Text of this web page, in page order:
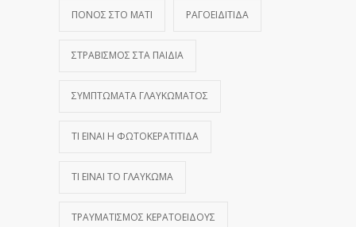
ΠΌΝΟΣ ΣΤΟ ΜΆΤΙ ΡΑΓΟΕΙΔΊΤΙΔΑ
ΣΤΡΑΒΙΣΜΌΣ ΣΤΑ ΠΑΙΔΙΆ
ΣΥΜΠΤΏΜΑΤΑ ΓΛΑΥΚΏΜΑΤΟΣ
ΤΙ ΕΊΝΑΙ Η ΦΩΤΟΚΕΡΑΤΊΤΙΔΑ
ΤΙ ΕΊΝΑΙ ΤΟ ΓΛΑΎΚΩΜΑ
ΤΡΑΥΜΑΤΙΣΜΌΣ ΚΕΡΑΤΟΕΙΔΟΎΣ